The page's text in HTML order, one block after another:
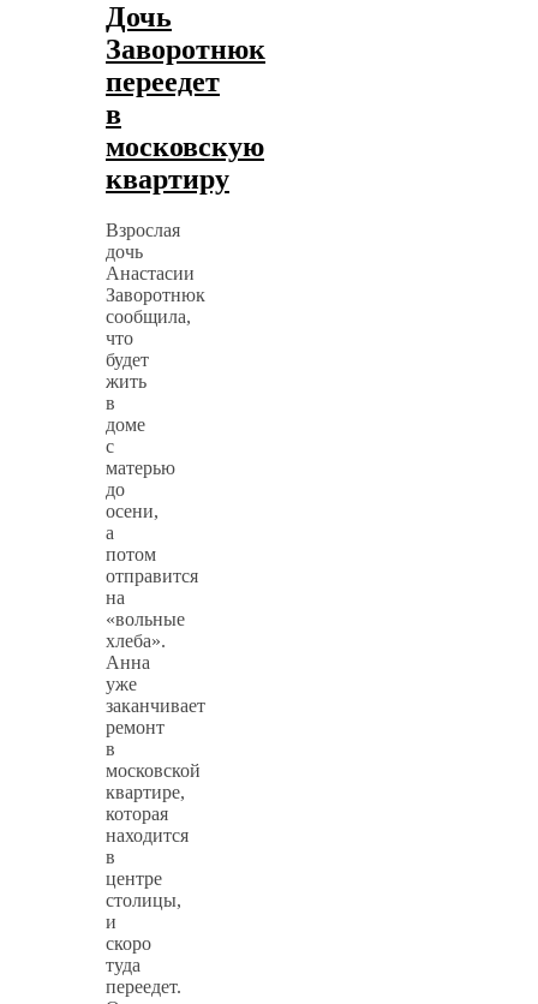
Дочь
Заворотнюк
переедет
в
московскую
квартиру
Взрослая
дочь
Анастасии
Заворотнюк
сообщила,
что
будет
жить
в
доме
с
матерью
до
осени,
а
потом
отправится
на
«вольные
хлеба».
Анна
уже
заканчивает
ремонт
в
московской
квартире,
которая
находится
в
центре
столицы,
и
скоро
туда
переедет.